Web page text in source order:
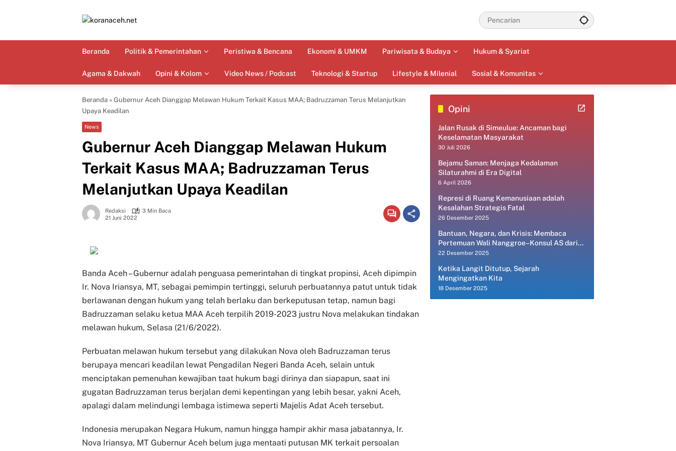
Beranda Politik & Pemerintahan Peristiwa & Bencana Ekonomi & UMKM Pariwisata & Budaya Hukum & Syariat
Agama & Dakwah Opini & Kolom Video News / Podcast Teknologi & Startup Lifestyle & Milenial Sosial & Komunitas
Beranda » Gubernur Aceh Dianggap Melawan Hukum Terkait Kasus MAA; Badruzzaman Terus Melanjutkan
Upaya Keadilan
News
Gubernur Aceh Dianggap Melawan Hukum
Terkait Kasus MAA; Badruzzaman Terus
Melanjutkan Upaya Keadilan
Redaksi
3 Min Baca
21 Juni 2022
Banda Aceh – Gubernur adalah penguasa pemerintahan di tingkat propinsi, Aceh dipimpin
Ir. Nova Iriansya, MT, sebagai pemimpin tertinggi, seluruh perbuatannya patut untuk tidak
berlawanan dengan hukum yang telah berlaku dan berkeputusan tetap, namun bagi
Badruzzaman selaku ketua MAA Aceh terpilih 2019-2023 justru Nova melakukan tindakan
melawan hukum, Selasa (21/6/2022).
Perbuatan melawan hukum tersebut yang dilakukan Nova oleh Badruzzaman terus
berupaya mencari keadilan lewat Pengadilan Negeri Banda Aceh, selain untuk
menciptakan pemenuhan kewajiban taat hukum bagi dirinya dan siapapun, saat ini
gugatan Badruzzaman terus berjalan demi kepentingan yang lebih besar, yakni Aceh,
apalagi dalam melindungi lembaga istimewa seperti Majelis Adat Aceh tersebut.
Indonesia merupakan Negara Hukum, namun hingga hampir akhir masa jabatannya, Ir.
Nova Iriansya, MT Gubernur Aceh belum juga mentaati putusan MK terkait persoalan
Opini
Jalan Rusak di Simeulue: Ancaman bagi
Keselamatan Masyarakat
30 Juli 2026
Bejamu Saman: Menjaga Kedalaman
Silaturahmi di Era Digital
6 April 2026
Represi di Ruang Kemanusiaan adalah
Kesalahan Strategis Fatal
26 Desember 2025
Bantuan, Negara, dan Krisis: Membaca
Pertemuan Wali Nanggroe–Konsul AS dari
Perspektif Ekonomi Politik
22 Desember 2025
Ketika Langit Ditutup, Sejarah
Mengingatkan Kita
18 Desember 2025